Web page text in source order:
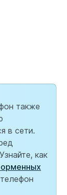
также
в сети.
как